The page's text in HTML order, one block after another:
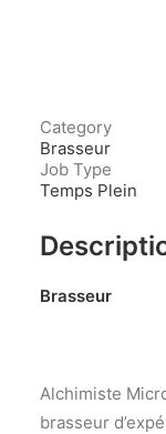
Category
Brasseur
Job Type
Temps Plein
Brasseur
Alchimiste
brasseur